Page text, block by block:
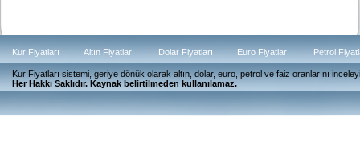
Güncel
Kur Fiyatları Altın Fiyatları Dolar Fiyatları Euro Fiyatları Petrol
Kur Fiyatları sistemi, geriye dönük olarak altın, dolar, euro, petrol ve faiz oranlarını
Her Hakkı Saklıdır. Kaynak belirtilmeden kullanılamaz.